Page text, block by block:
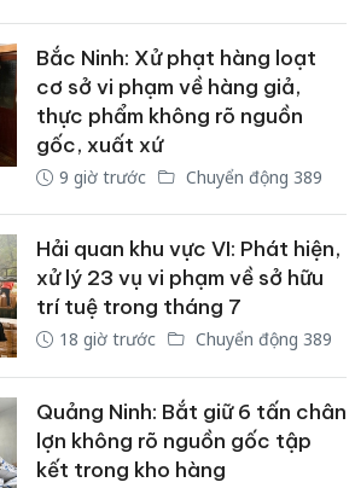
Bắc Ninh: Xử phạt hàng loạt
cơ sở vi phạm về hàng giả,
thực phẩm không rõ nguồn
gốc, xuất xứ
9 giờ trước Chuyển động 389
Hải quan khu vực VI: Phát hiện,
xử lý 23 vụ vi phạm về sở hữu
trí tuệ trong tháng 7
18 giờ trước Chuyển động 389
Quảng Ninh: Bắt giữ 6 tấn chân
lợn không rõ nguồn gốc tập
kết trong kho hàng